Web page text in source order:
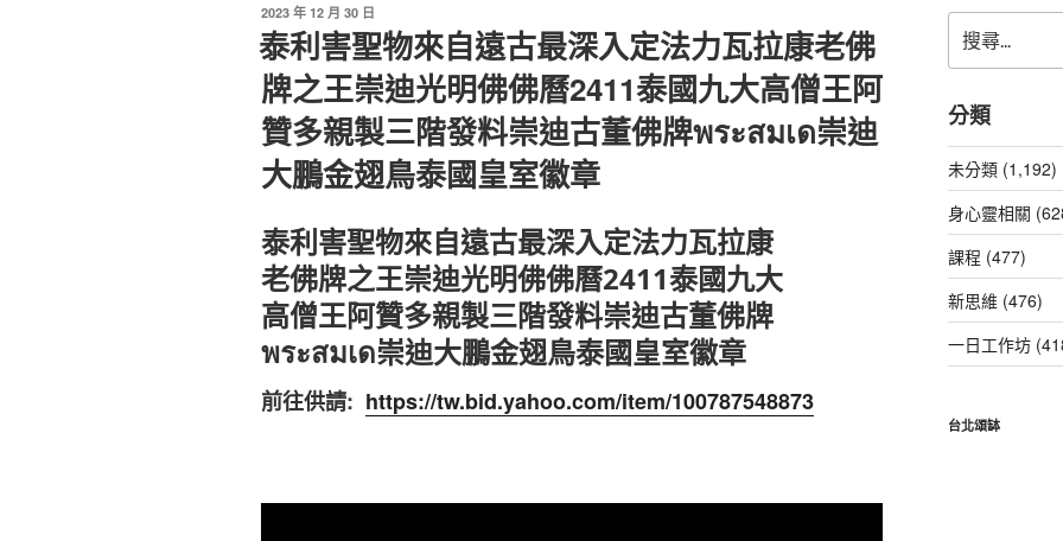
發
佈
於
2023 年 12 月 30 日
泰利害聖物來自遠古最深入定法力瓦拉康老佛
牌之王崇迪光明佛佛曆2411泰國九大高僧王阿
贊多親製三階發料崇迪古董佛牌พระสมเด崇迪
大鵬金翅鳥泰國皇室徽章
泰利害聖物來自遠古最深入定法力瓦拉康
老佛牌之王崇迪光明佛佛曆2411泰國九大
高僧王阿贊多親製三階發料崇迪古董佛牌
พระสมเด崇迪大鵬金翅鳥泰國皇室徽章
前往供請: https://tw.bid.yahoo.com/item/100787548873
尋
關
鍵
字:
分類
未分類 (1,192)
身心靈相關
課程 (477)
新思維 (476)
一日工作坊
台北頌缽